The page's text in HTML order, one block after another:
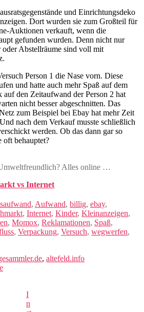
und Einrichtungsdeko
Dort wurden sie zum Großteil für
Auktionen verkauft, wenn die
gefunden wurden. Denn nicht nur
oder Abstellräume sind voll mit
Person 1 die Nase vorn. Diese
und hatte auch mehr Spaß auf dem
den Zeitaufwand der Person 2 hat
nicht besser abgeschnitten. Das
zum Beispiel bei Ebay hat mehr Zeit
nach dem Verkauf musste schließlich
werden. Ob das dann gar so
oft behauptet?
Alles online …
vs Internet
, Aufwand, billig, ebay,
, Internet, Kinder, Kleinanzeigen,
, Momox, Reklamationen, Spaß,
, Verpackung, Versuch, wegwerfen,
, altefeld.info
I
n